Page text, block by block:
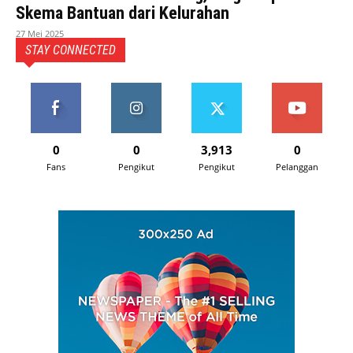
Skema Bantuan dari Kelurahan
27 Mei 2025
STAY CONNECTED
0
Fans
0
Pengikut
3,913
Pengikut
0
Pelanggan